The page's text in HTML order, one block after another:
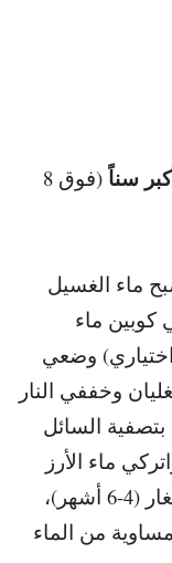
سناً
(فوق 8
ماء الغسيل
كوبين ماء
ضعي
وخففي النار
السائل
اتركي ماء الأرز
للرضع الصغار (4-6 أشهر)،
من الماء